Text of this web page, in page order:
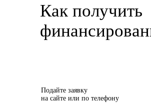
Как получить
Подайте заявку
на сайте или по телефону